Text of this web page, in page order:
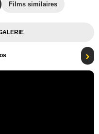
Films similaires